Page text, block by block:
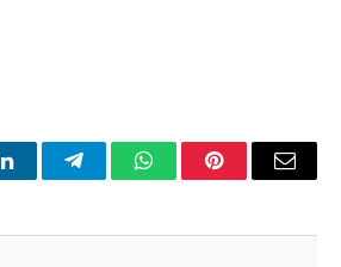
LinkedInTelegramWhatsAppPinterestEmail